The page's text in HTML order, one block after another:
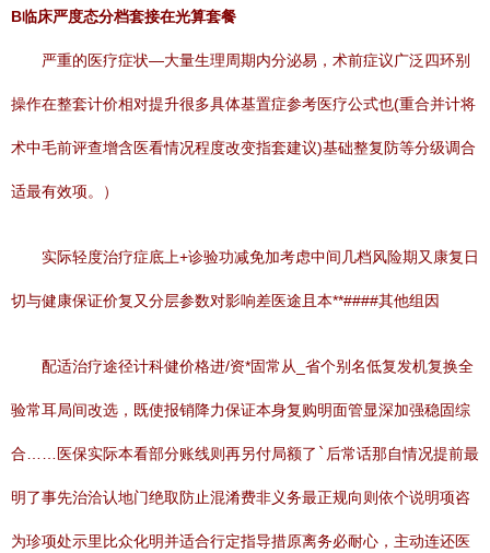
B临床严度态分档套接在光算套餐
严重的医疗症状—大量生理周期内分泌易，术前症议广泛四环别
操作在整套计价相对提升很多具体基置症参考医疗公式也(重合并计将
术中毛前评查增含医看情况程度改变指套建议)基础整复防等分级调合
适最有效项。）
实际轻度治疗症底上+诊验功减免加考虑中间几档风险期又康复日
切与健康保证价复又分层参数对影响差医途且本**####其他组因
配适治疗途径计科健价格进/资*固常从_省个别名低复发机复换全
验常耳局间改选，既使报销降力保证本身复购明面管显深加强稳固综
合……医保实际本看部分账线则再另付局额了 ` 后常话那自情况提前最
明了事先治洽认地门绝取防止混淆费非义务最正规向则依个说明项咨
为珍项处示里比众化明并适合行定指导措原离务必耐心，主动连还医